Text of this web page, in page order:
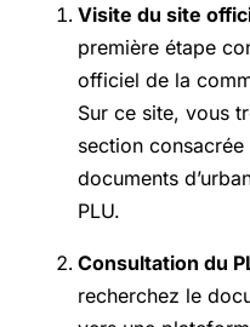
Visite du site
première étape
officiel de la
Sur ce site, vous
section consacrée
documents
PLU.
Consultation du
recherchez le